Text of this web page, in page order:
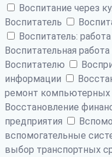
Воспитание через
Воспитатель
Воспитатель:
Воспитательная
Воспитателю
информации
ремонт компьютерных
Восстановление
предприятия
вспомогательные
выбор транспортных